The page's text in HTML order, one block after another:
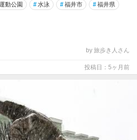
動公園 #水泳 #福井市 #福井県
by 旅歩き人さん
投稿日：5ヶ月前